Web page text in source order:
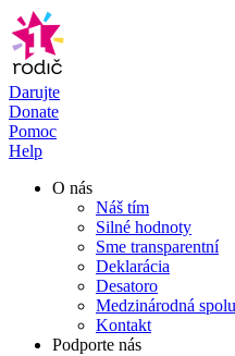
Preskočiť
na
obsah
Darujte
Donate
Pomoc
Help
O nás
Náš tím
Silné hodnoty
Sme transparentní
Deklarácia
Desatoro
Medzinárodná
Kontakt
Podporte nás